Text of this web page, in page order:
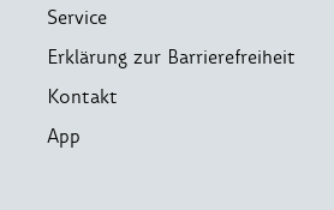
Service
Erklärung zur Barrierefreiheit
Kontakt
App